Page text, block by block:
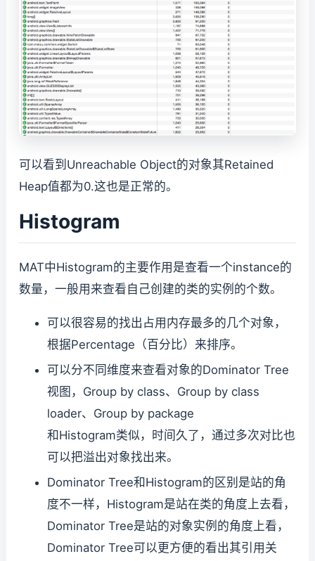
可以看到Unreachable Object的对象其Retained
Heap值都为0.这也是正常的。
Histogram
MAT中Histogram的主要作用是查看一个instance的
数量，一般用来查看自己创建的类的实例的个数。
可以很容易的找出占用内存最多的几个对象，
根据Percentage（百分比）来排序。
可以分不同维度来查看对象的Dominator Tree
视图，Group by class、Group by class
loader、Group by package
和Histogram类似，时间久了，通过多次对比也
可以把溢出对象找出来。
Dominator Tree和Histogram的区别是站的角
度不一样，Histogram是站在类的角度上去看，
Dominator Tree是站的对象实例的角度上看，
Dominator Tree可以更方便的看出其引用关